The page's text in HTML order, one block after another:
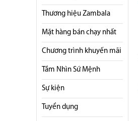
Thương hiệu Zambala
Mặt hàng bán chạy nhất
Chương trình khuyến mãi
Tầm Nhìn Sứ Mệnh
Sự kiện
Tuyển dụng